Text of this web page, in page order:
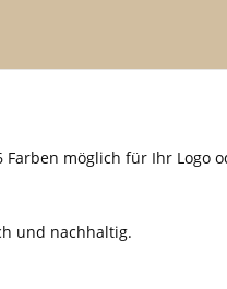
möglich für Ihr Logo
und nachhaltig.